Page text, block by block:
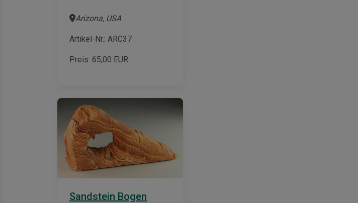
Arizona, USA
Artikel-Nr.: ARC37
Preis: 65,00 EUR
Sandstein Bogen